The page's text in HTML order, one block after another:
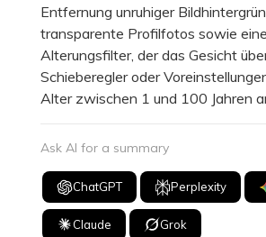
Entfernung unruhiger
transparente Profilfotos sowie
Alterungsfilter, der das Gesicht
Schieberegler oder
Alter zwischen 1 und 100 Jahren
Ask AI for a summary
ChatGPT Perplexity
Claude Grok